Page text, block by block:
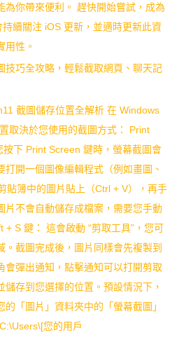
為你帶來便利。 趕快開始嘗試，成為
續關注 iOS 更新，並適時更新此資
用性。
技巧全攻略，輕鬆截取網頁、聊天記
截圖儲存位置全解析 在 Windows
取決於您使用的截圖方式： Print
下 Print Screen 鍵時，螢幕截圖會
開一個圖像編輯程式（例如畫圖、
貼簿中的圖片貼上（Ctrl + V），再手
片不會自動儲存成檔案，需要您手動
S 鍵： 這會啟動 “剪取工具”，您可
截圖完成後，圖片同樣會先複製到
會彈出通知，點擊通知可以打開剪取
儲存到您選擇的位置。預設情況下，
「圖片」資料夾中的「螢幕截圖」
您的用戶